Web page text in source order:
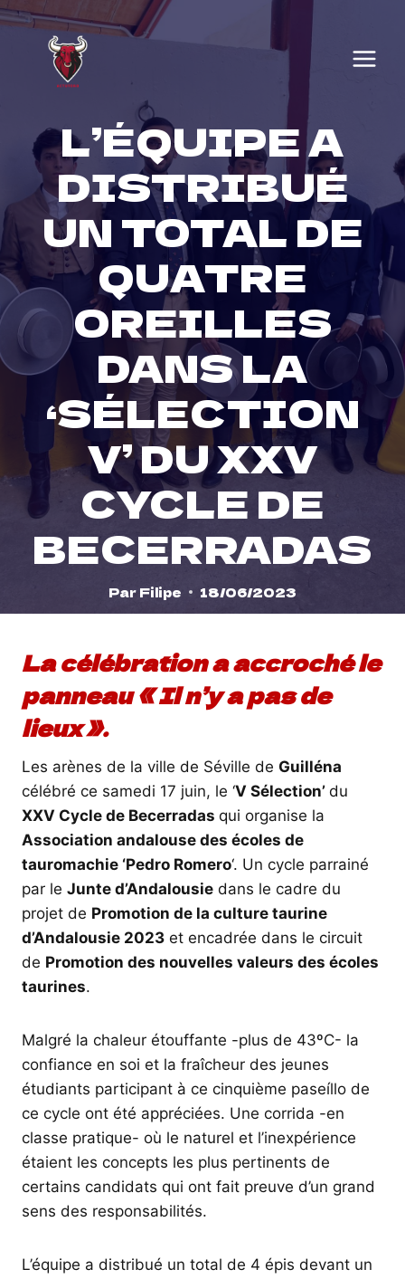
Skip
content
L’ÉQUIPE A
DISTRIBUÉ
UN TOTAL DE
QUATRE
OREILLES
DANS LA
‘SÉLECTION
V’ DU XXV
CYCLE DE
BECERRADAS
Par Filipe 18/06/2023
La célébration a accroché le
panneau « Il n’y a pas de
lieux ».
Les arènes de la ville de Séville de Guilléna
célébré ce samedi 17 juin, le ‘V Sélection’ du
XXV Cycle de Becerradas qui organise la
Association andalouse des écoles de
tauromachie ‘Pedro Romero‘. Un cycle parrainé
par le Junte d’Andalousie dans le cadre du
projet de Promotion de la culture taurine
d’Andalousie 2023 et encadrée dans le circuit
de Promotion des nouvelles valeurs des écoles
taurines.
Malgré la chaleur étouffante -plus de 43ºC- la
confiance en soi et la fraîcheur des jeunes
étudiants participant à ce cinquième paseíllo de
ce cycle ont été appréciées. Une corrida -en
classe pratique- où le naturel et l’inexpérience
étaient les concepts les plus pertinents de
certains candidats qui ont fait preuve d’un grand
sens des responsabilités.
L’équipe a distribué un total de 4 épis devant un